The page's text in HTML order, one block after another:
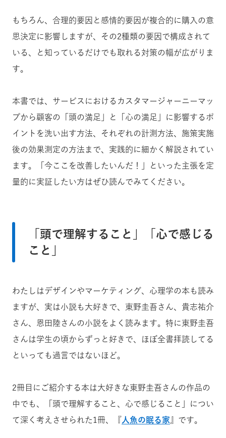
もちろん、合理的要因と感情的要因が複合的に購入の意
思決定に影響しますが、その2種類の要因で構成されて
いる、と知っているだけでも取れる対策の幅が広がりま
す。
本書では、サービスにおけるカスタマージャーニーマッ
プから顧客の「頭の満足」と「心の満足」に影響するポ
イントを洗い出す方法、それぞれの計測方法、施策実施
後の効果測定の方法まで、実践的に細かく解説されてい
ます。「今ここを改善したいんだ！」といった主張を定
量的に実証したい方はぜひ読んでみてください。
「頭で理解すること」「心で感じる
こと」
わたしはデザインやマーケティング、心理学の本も読み
ますが、実は小説も大好きで、東野圭吾さん、貴志祐介
さん、恩田陸さんの小説をよく読みます。特に東野圭吾
さんは学生の頃からずっと好きで、ほぼ全書拝読してる
といっても過言ではないほど。
2冊目にご紹介する本は大好きな東野圭吾さんの作品の
中でも、「頭で理解すること、心で感じること」につい
て深く考えさせられた1冊、『人魚の眠る家 』です。